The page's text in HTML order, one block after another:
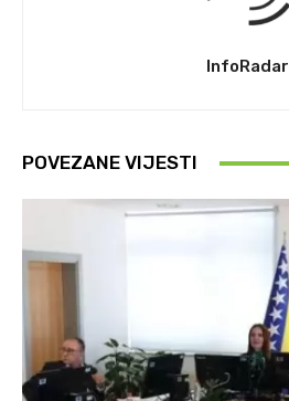
InfoRadar
POVEZANE VIJESTI